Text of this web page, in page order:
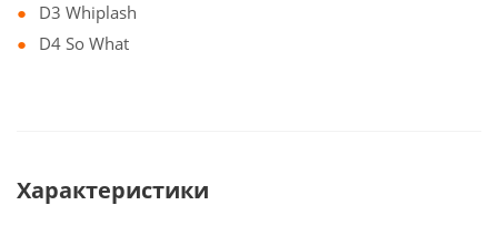
D3 Whiplash
D4 So What
Характеристики